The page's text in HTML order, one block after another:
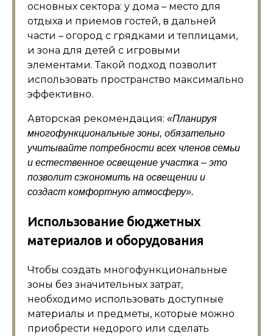
основных сектора: у дома – место для
отдыха и приемов гостей, в дальней
части – огород с грядками и теплицами,
и зона для детей с игровыми
элементами. Такой подход позволит
использовать пространство максимально
эффективно.
Авторская рекомендация: «Планируя
многофункциональные зоны, обязательно
учитывайте потребности всех членов семьи
и естественное освещение участка – это
позволит сэкономить на освещении и
создаст комфортную атмосферу».
Использование бюджетных
материалов и оборудования
Чтобы создать многофункциональные
зоны без значительных затрат,
необходимо использовать доступные
материалы и предметы, которые можно
приобрести недорого или сделать